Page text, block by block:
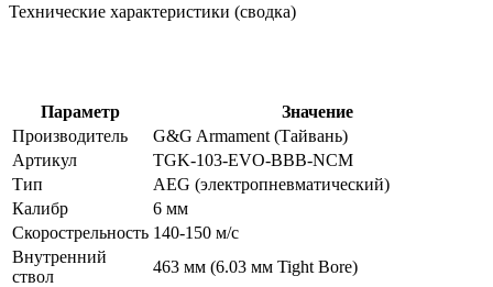
Технические характеристики (сводка)
Параметр
Значение
Производитель
G&G Armament (Тайвань)
Артикул
TGK-103-EVO-BBB-NCM
Тип
AEG (электропневматический)
Калибр
6 мм
Скорострельность 140-150 м/с
Внутренний
ствол
463 мм (6.03 мм Tight Bore)